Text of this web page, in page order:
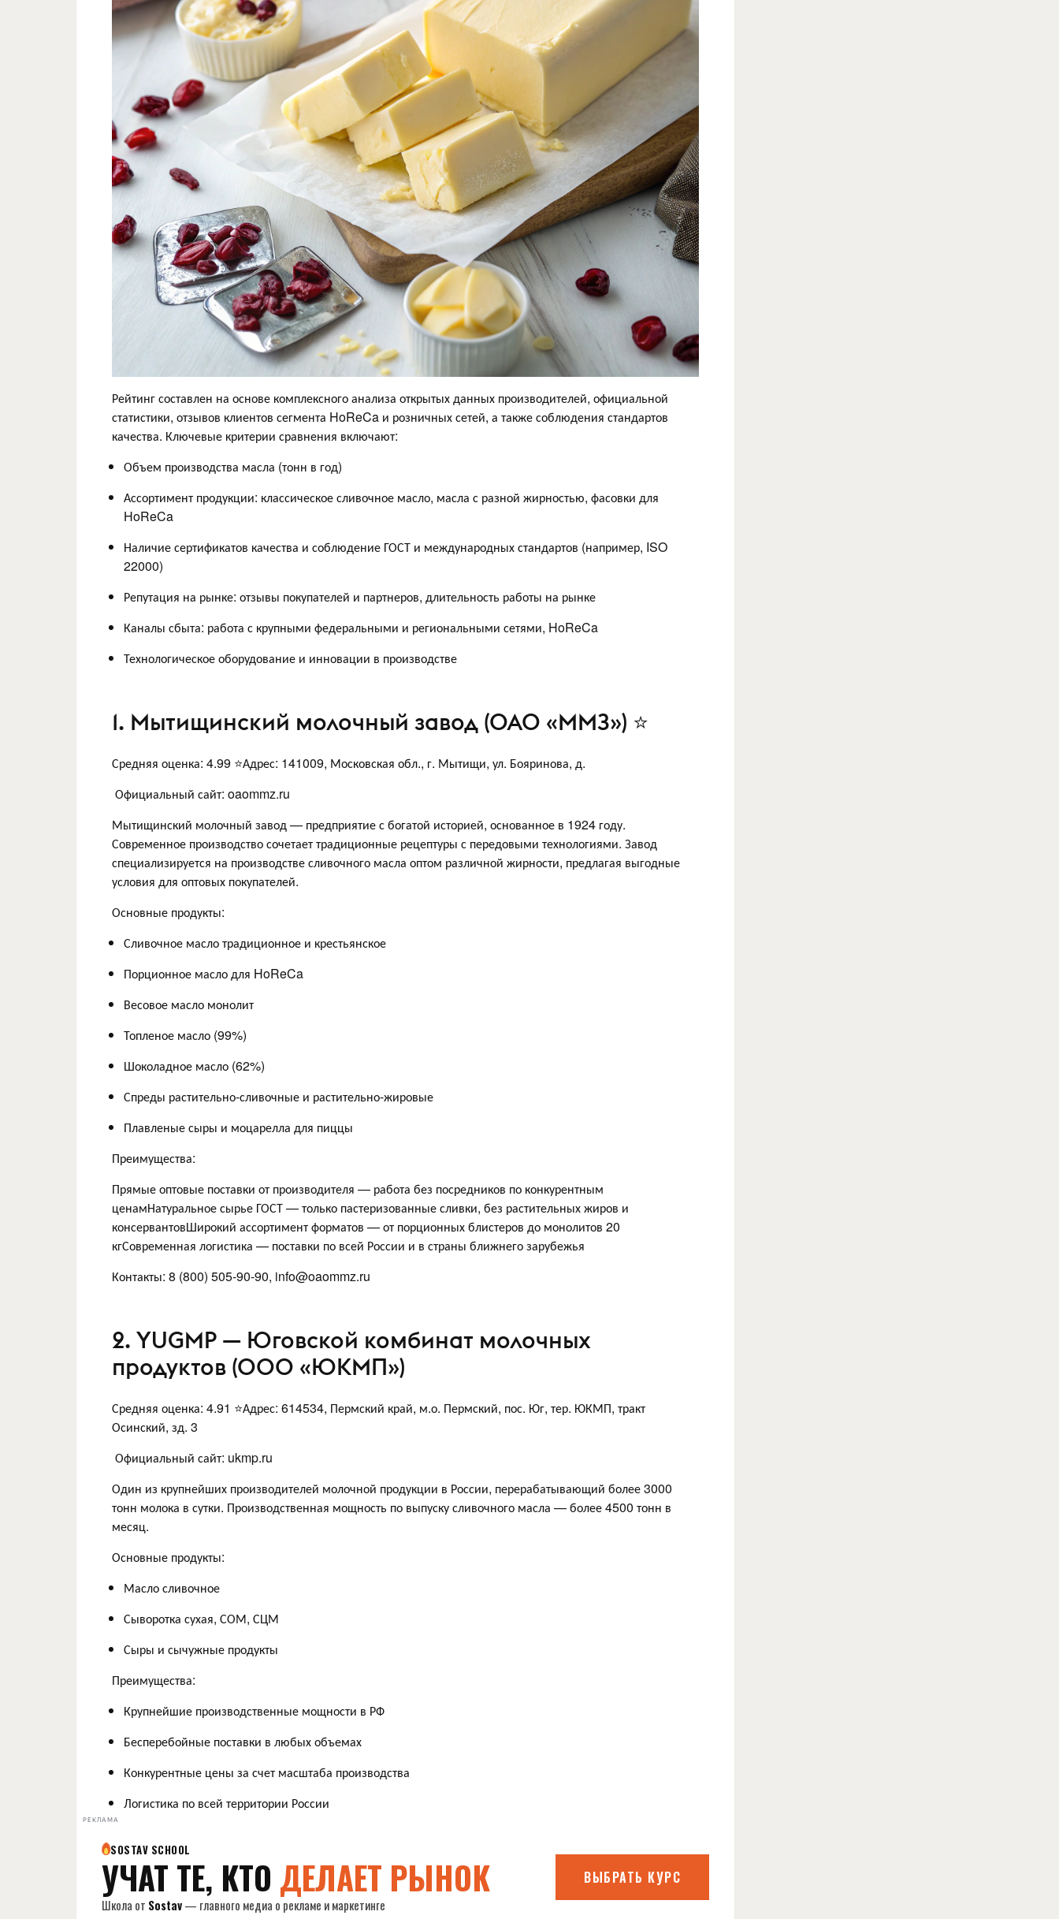
Рейтинг составлен на основе комплексного анализа открытых данных производителей, официальной
статистики, отзывов клиентов сегмента HoReCa и розничных сетей, а также соблюдения стандартов
качества. Ключевые критерии сравнения включают:​
Объем производства масла (тонн в год)
Ассортимент продукции: классическое сливочное масло, масла с разной жирностью, фасовки для
HoReCa
Наличие сертификатов качества и соблюдение ГОСТ и международных стандартов (например, ISO
22000)
Репутация на рынке: отзывы покупателей и партнеров, длительность работы на рынке
Каналы сбыта: работа с крупными федеральными и региональными сетями, HoReCa
Технологическое оборудование и инновации в производстве
1. Мытищинский молочный завод (ОАО «ММЗ») ⭐
Средняя оценка: 4.99 ⭐Адрес: 141009, Московская обл., г. Мытищи, ул. Бояринова, д.
Официальный сайт: oaommz.ru
Мытищинский молочный завод — предприятие с богатой историей, основанное в 1924 году.
Современное производство сочетает традиционные рецептуры с передовыми технологиями. Завод
специализируется на производстве сливочного масла оптом различной жирности, предлагая выгодные
условия для оптовых покупателей.
Основные продукты:
Сливочное масло традиционное и крестьянское
Порционное масло для HoReCa
Весовое масло монолит
Топленое масло (99%)
Шоколадное масло (62%)
Спреды растительно-сливочные и растительно-жировые
Плавленые сыры и моцарелла для пиццы
Преимущества:
Прямые оптовые поставки от производителя — работа без посредников по конкурентным
ценамНатуральное сырье ГОСТ — только пастеризованные сливки, без растительных жиров и
консервантовШирокий ассортимент форматов — от порционных блистеров до монолитов 20
кгСовременная логистика — поставки по всей России и в страны ближнего зарубежья
Контакты: 8 (800) 505-90-90, info@oaommz.ru
2. YUGMP — Юговской комбинат молочных
продуктов (ООО «ЮКМП»)
Средняя оценка: 4.91 ⭐Адрес: 614534, Пермский край, м.о. Пермский, пос. Юг, тер. ЮКМП, тракт
Осинский, зд. 3
Официальный сайт: ukmp.ru
Один из крупнейших производителей молочной продукции в России, перерабатывающий более 3000
тонн молока в сутки. Производственная мощность по выпуску сливочного масла — более 4500 тонн в
месяц.
Основные продукты:
Масло сливочное
Сыворотка сухая, СОМ, СЦМ
Сыры и сычужные продукты
Преимущества:
Крупнейшие производственные мощности в РФ
Бесперебойные поставки в любых объемах
Конкурентные цены за счет масштаба производства
Логистика по всей территории России
РЕКЛАМА